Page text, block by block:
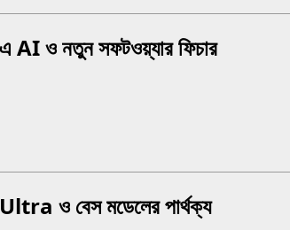
ও নতুন সফটওয়্যার ফিচার
ও বেস মডেলের পার্থক্য